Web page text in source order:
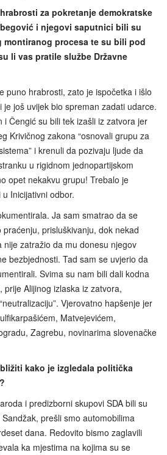
za pokretanje demokratske
i njegovi saputnici bili su
montiranog procesa te su bili pod
li vas pratile službe Državne
puno hrabrosti, zato je ispočetka i išlo
još uvijek bio spreman zadati udarce.
i Čengić su bili tek izašli iz zatvora jer
Krivičnog zakona “osnovali grupu za
i krenuli da pozivaju ljude da
u rigidnom jednopartijskom
opet nekakvu grupu! Trebalo je
u Inicijativni odbor.
Ja sam smatrao da se
prisluškivanju, dok nekad
zatražio da mu donesu njegov
bezbjednosti. Tad sam se uvjerio da
Svima su nam bili dali kodna
Alijinog izlaska iz zatvora,
Vjerovatno hapšenje jer
Matvejevićem,
Zagrebu, novinarima slovenačke
kako je izgledala politička
i predizborni skupovi SDA bili su
prešli smo automobilima
dana. Redovito bismo zaglavili
ka mjestima na kojima su se